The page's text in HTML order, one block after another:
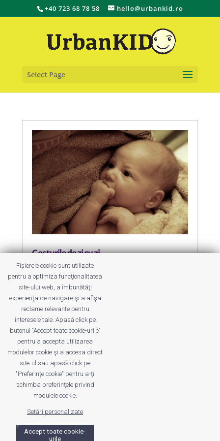
+40 723 68 78 58 hello@urbankid.ro
Select Page
Gesturile de zi cu zi
byDana Dragomirescu
testat,Native conversations
Ce folosesc la baia copiilor +
campanie de testare NIVEA Baby
Despre noi Publicitate
Privacy
© UrbanKID. Proiect dezvoltat de Dana și
Dragomirescu. Temă WordPress:
Fișierele cookie sunt utilizate
pentru a optimiza funcţionalitatea
site-ului web, a îmbunătăţi
experienţa de navigare şi a afişa
reclame relevante pentru
interesele tale. Apasă click pe
butonul "Accept toate cookie-urile"
pentru a accepta utilizarea
modulelor cookie şi a accesa direct
site-ul sau apasă click pe
"Preferințe cookie" pentru a-ţi
schimba preferinţele privind
modulele cookie.
Setări personalizate
Accept toate cookie-
urile